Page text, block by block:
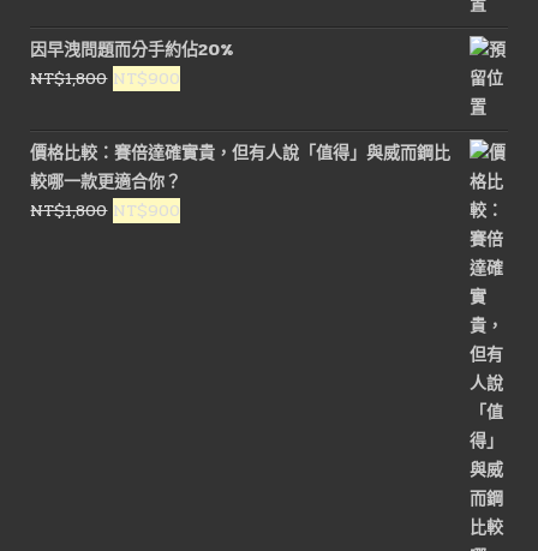
價
格：
NT$1,600。
價
格：
NT$800。
因早洩問題而分手約佔20%
NT$1,800 原
價
格：
NT$1,800。
NT$900
價
格：
NT$900。
價格比較：賽倍達確實貴，但有人說「值得」與威而鋼比
較哪一款更適合你？
NT$1,800 原
NT$900